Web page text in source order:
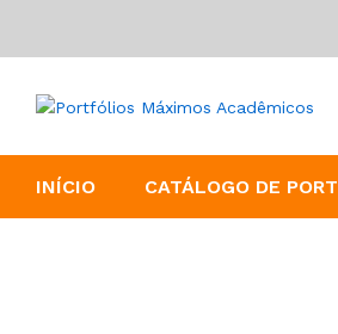
INÍCIO CATÁLOGO DE